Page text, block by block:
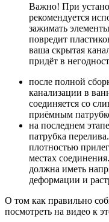
Важно! При
рекомендуется
зажимать
повредит
ваша скрытая
придёт в
после полной
канализации в
соединяется со
приёмным
на последнем
патрубка
плотностью
местах
должна иметь
деформации и
О том как правильно
посмотреть на видео к